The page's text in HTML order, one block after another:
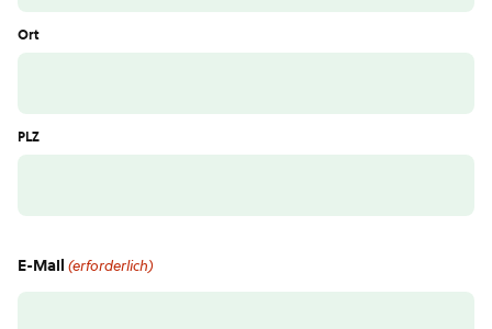
Ort
PLZ
E-Mail (erforderlich)